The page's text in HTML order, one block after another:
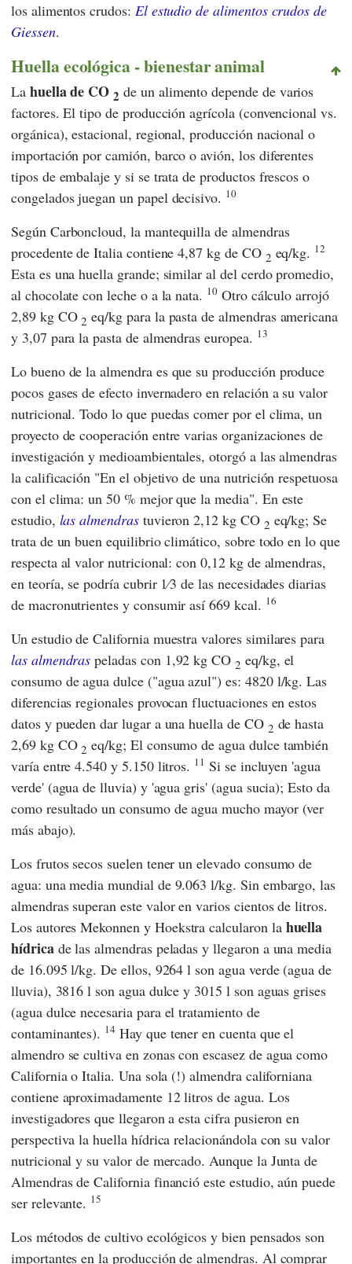
los alimentos crudos: El estudio de alimentos crudos de
Giessen.
Huella ecológica - bienestar animal
La huella de CO2 de un alimento depende de varios
factores. El tipo de producción agrícola (convencional vs.
orgánica), estacional, regional, producción nacional o
importación por camión, barco o avión, los diferentes
tipos de embalaje y si se trata de productos frescos o
congelados juegan un papel decisivo. 10
Según Carboncloud, la mantequilla de almendras
procedente de Italia contiene 4,87 kg de CO 2 eq/kg. 12
Esta es una huella grande; similar al del cerdo promedio,
al chocolate con leche o a la nata. 10Otro cálculo arrojó
2,89 kg CO2 eq/kg para la pasta de almendras americana
y 3,07 para la pasta de almendras europea. 13
Lo bueno de la almendra es que su producción produce
pocos gases de efecto invernadero en relación a su valor
nutricional.Todo lo que puedas comer por el clima, un
proyecto de cooperación entre varias organizaciones de
investigación y medioambientales, otorgó a las almendras
la calificación "En el objetivo de una nutrición respetuosa
con el clima: un 50 % mejor que la media". En este
estudio, las almendrastuvieron 2,12 kg CO 2 eq/kg; Se
trata de un buen equilibrio climático, sobre todo en lo que
respecta al valor nutricional: con 0,12 kg de almendras,
en teoría, se podría cubrir 1⁄3 de las necesidades diarias
de macronutrientes y consumir así 669 kcal. 16
Un estudio de California muestra valores similares para
las almendras peladas con 1,92 kg CO2 eq/kg, el
consumo de agua dulce ("agua azul") es: 4820 l/kg. Las
diferencias regionales provocan fluctuaciones en estos
datos y pueden dar lugar a una huella de CO 2 de hasta
2,69 kg CO2 eq/kg; El consumo de agua dulce también
varía entre 4.540 y 5.150 litros. 11 Si se incluyen 'agua
verde' (agua de lluvia) y 'agua gris' (agua sucia); Esto da
como resultado un consumo de agua mucho mayor (ver
más abajo).
Los frutos secos suelen tener un elevado consumo de
agua: una media mundial de 9.063 l/kg. Sin embargo, las
almendras superan este valor en varios cientos de litros.
Los autoresMekonnen y Hoekstra calcularon la huella
hídricade las almendras peladas y llegaron a una media
de 16.095 l/kg. De ellos, 9264 l son agua verde (agua de
lluvia), 3816 l son agua dulce y 3015 l son aguas grises
(agua dulce necesaria para el tratamiento de
contaminantes). 14 Hay que tener en cuenta que el
almendro se cultiva en zonas con escasez de agua como
California o Italia. Una sola (!) almendra californiana
contiene aproximadamente 12 litros de agua. Los
investigadores que llegaron a esta cifra pusieron en
perspectiva la huella hídrica relacionándola con su valor
nutricional y su valor de mercado. Aunque la Junta de
Almendras de California financió este estudio, aún puede
ser relevante. 15
Los métodos de cultivo ecológicos y bien pensados son
importantes en la producción de almendras. Al comprar